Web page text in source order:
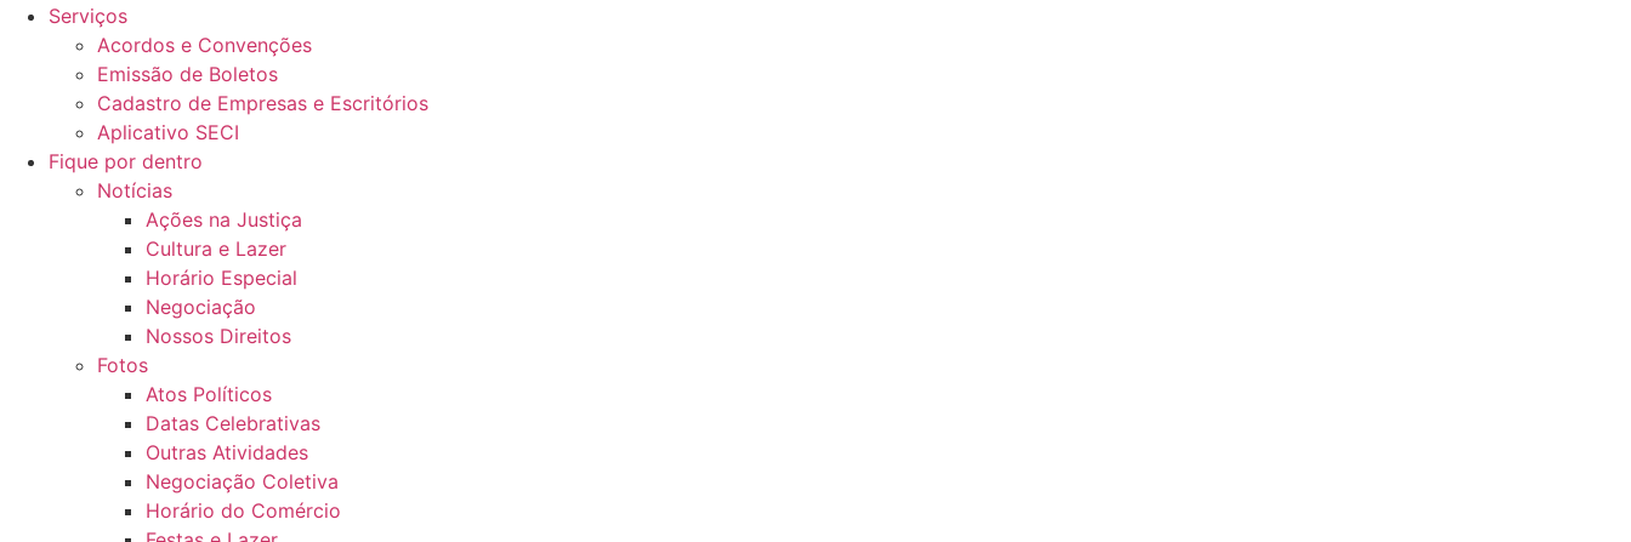
Serviços
Acordos e Convenções
Emissão de Boletos
Cadastro de Empresas e Escritórios
Aplicativo SECI
Fique por dentro
Notícias
Ações na Justiça
Cultura e Lazer
Horário Especial
Negociação
Nossos Direitos
Fotos
Atos Políticos
Datas Celebrativas
Outras Atividades
Negociação Coletiva
Horário do Comércio